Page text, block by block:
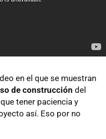
en el que se muestran
de construcción del
tener paciencia y
así. Eso por no